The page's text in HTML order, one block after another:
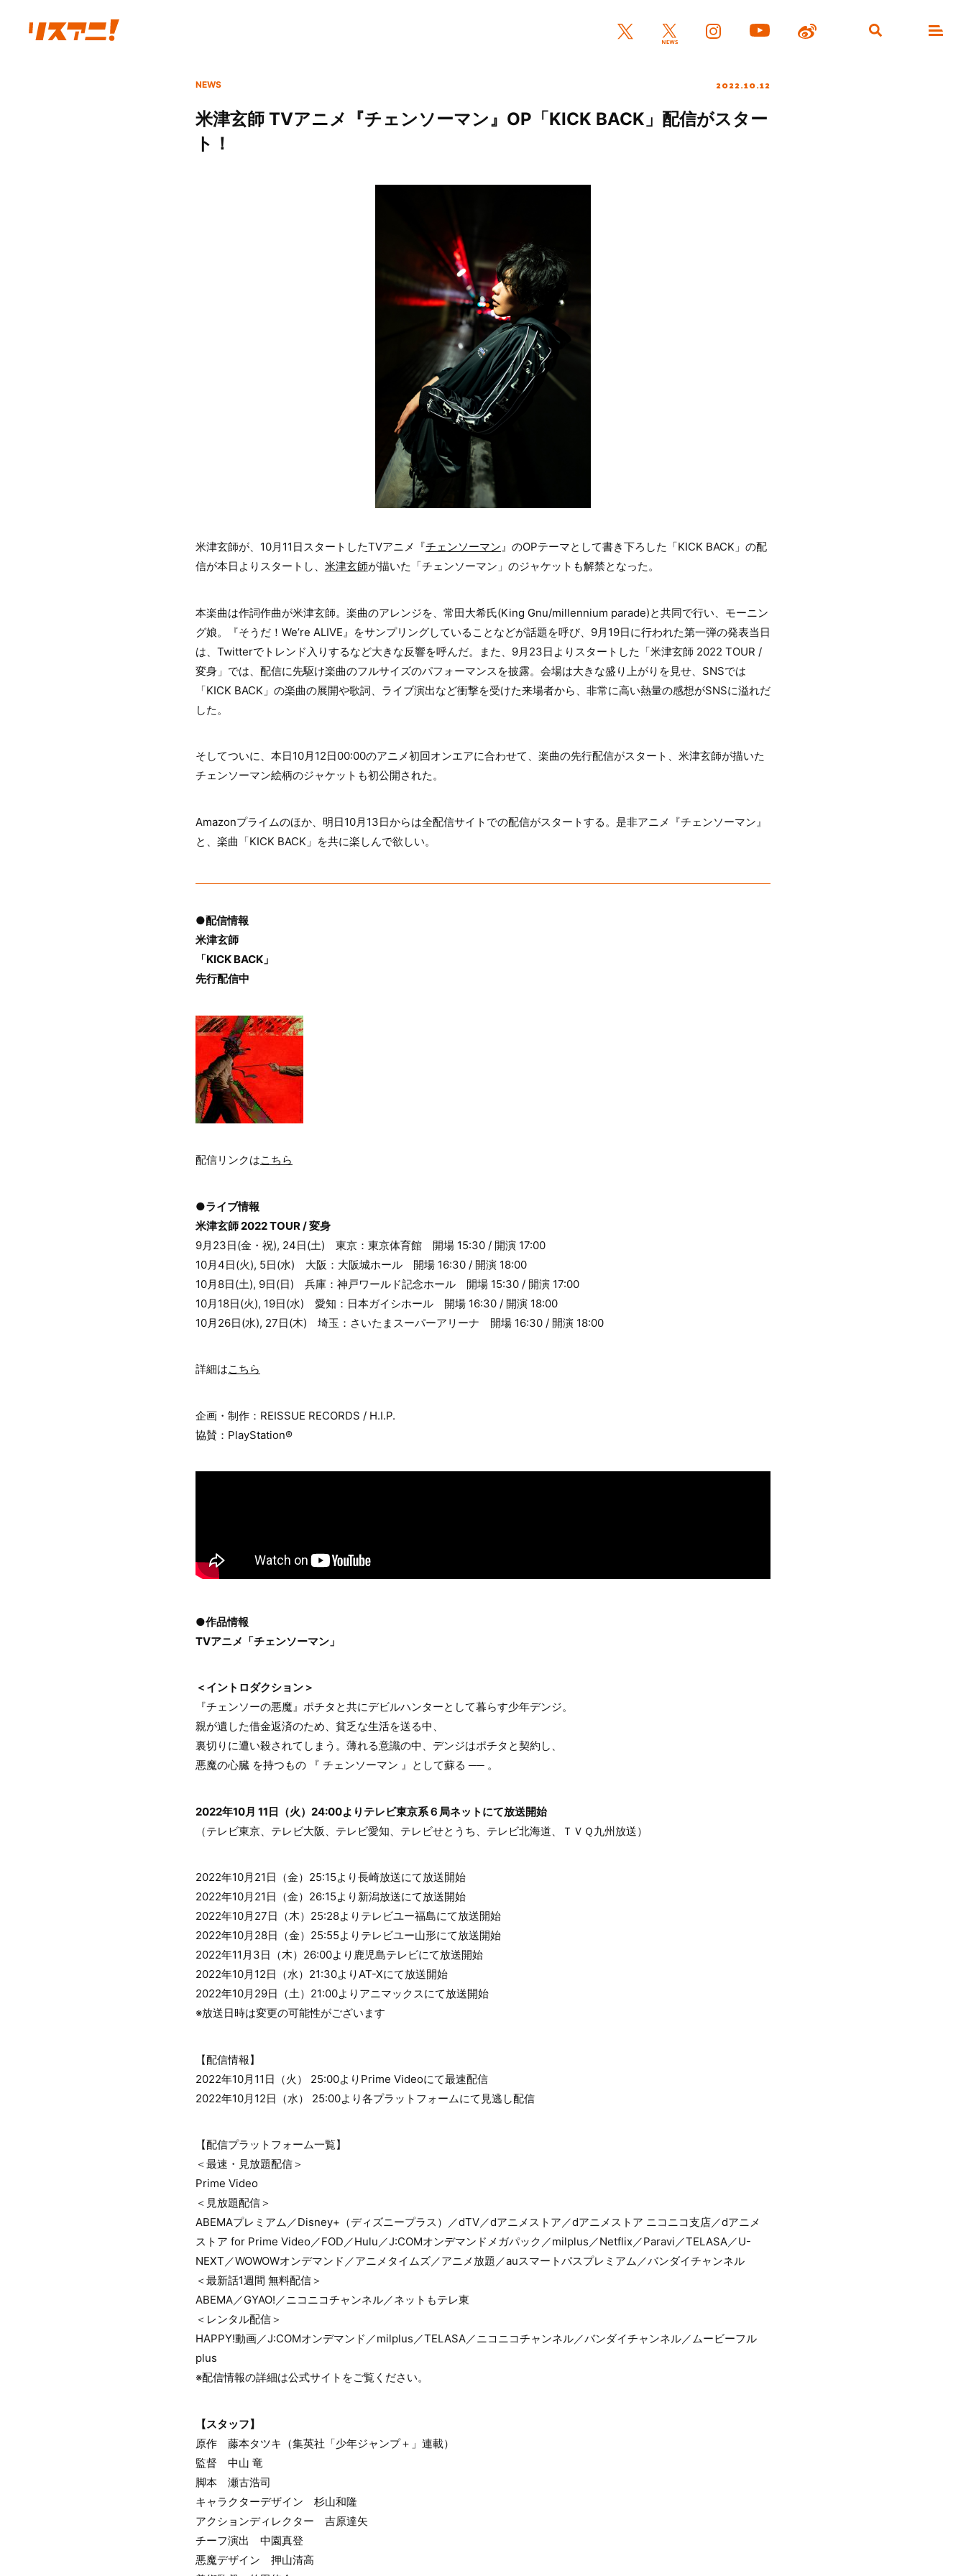
NEWS 2022.10.12
米津玄師 TVアニメ『チェンソーマン』OP「KICK BACK」配信がスター
ト！
米津玄師が、10月11日スタートしたTVアニメ『チェンソーマン』のOPテーマとして書き下ろした「KICK BACK」の配
信が本日よりスタートし、 米津玄師が描いた「チェンソーマン」のジャケットも解禁となった。
本楽曲は作詞作曲が米津玄師。楽曲のアレンジを、常田大希氏(King Gnu/millennium parade)と共同で行い、モーニン
グ娘。『そうだ！We’re ALIVE』をサンプリングしていることなどが話題を呼び、9月19日に行われた第一弾の発表当日
は、Twitterでトレンド入りするなど大きな反響を呼んだ。また、9月23日よりスタートした「米津玄師 2022 TOUR /
変身」では、配信に先駆け楽曲のフルサイズのパフォーマンスを披露。会場は大きな盛り上がりを見せ、SNSでは
「KICK BACK」の楽曲の展開や歌詞、ライブ演出など衝撃を受けた来場者から、非常に高い熱量の感想がSNSに溢れだ
した。
そしてついに、本日10月12日00:00のアニメ初回オンエアに合わせて、楽曲の先行配信がスタート、米津玄師が描いた
チェンソーマン絵柄のジャケットも初公開された。
Amazonプライムのほか、明日10月13日からは全配信サイトでの配信がスタートする。是非アニメ『チェンソーマン』
と、楽曲「KICK BACK」を共に楽しんで欲しい。
●配信情報
米津玄師
「KICK BACK」
先行配信中
配信リンクはこちら
●ライブ情報
米津玄師 2022 TOUR / 変身
9月23日(金・祝), 24日(土) 東京：東京体育館 開場 15:30 / 開演 17:00
10月4日(火), 5日(水) 大阪：大阪城ホール 開場 16:30 / 開演 18:00
10月8日(土), 9日(日) 兵庫：神戸ワールド記念ホール 開場 15:30 / 開演 17:00
10月18日(火), 19日(水) 愛知：日本ガイシホール 開場 16:30 / 開演 18:00
10月26日(水), 27日(木) 埼玉：さいたまスーパーアリーナ 開場 16:30 / 開演 18:00
詳細はこちら
企画・制作：REISSUE RECORDS / H.I.P.
協賛：PlayStation®
●作品情報
TVアニメ「チェンソーマン」
＜イントロダクション＞
『チェンソーの悪魔』ポチタと共にデビルハンターとして暮らす少年デンジ。
親が遺した借金返済のため、貧乏な生活を送る中、
裏切りに遭い殺されてしまう。薄れる意識の中、デンジはポチタと契約し、
悪魔の心臓 を持つもの 『 チェンソーマン 』として蘇る ── 。
2022年10月 11日（火）24:00よりテレビ東京系６局ネットにて放送開始
（テレビ東京、テレビ大阪、テレビ愛知、テレビせとうち、テレビ北海道、ＴＶＱ九州放送）
2022年10月21日（金）25:15より長崎放送にて放送開始
2022年10月21日（金）26:15より新潟放送にて放送開始
2022年10月27日（木）25:28よりテレビユー福島にて放送開始
2022年10月28日（金）25:55よりテレビユー山形にて放送開始
2022年11月3日（木）26:00より鹿児島テレビにて放送開始
2022年10月12日（水）21:30よりAT-Xにて放送開始
2022年10月29日（土）21:00よりアニマックスにて放送開始
※放送日時は変更の可能性がございます
【配信情報】
2022年10月11日（火） 25:00よりPrime Videoにて最速配信
2022年10月12日（水） 25:00より各プラットフォームにて見逃し配信
【配信プラットフォーム一覧】
＜最速・見放題配信＞
Prime Video
＜見放題配信＞
ABEMAプレミアム／Disney+（ディズニープラス）／dTV／dアニメストア／dアニメストア ニコニコ支店／dアニメ
ストア for Prime Video／FOD／Hulu／J:COMオンデマンドメガパック／milplus／Netflix／Paravi／TELASA／U-
NEXT／WOWOWオンデマンド／アニメタイムズ／アニメ放題／auスマートパスプレミアム／バンダイチャンネル
＜最新話1週間 無料配信＞
ABEMA／GYAO!／ニコニコチャンネル／ネットもテレ東
＜レンタル配信＞
HAPPY!動画／J:COMオンデマンド／milplus／TELASA／ニコニコチャンネル／バンダイチャンネル／ムービーフル
plus
※配信情報の詳細は公式サイトをご覧ください。
【スタッフ】
原作 藤本タツキ（集英社「少年ジャンプ＋」連載）
監督 中山 竜
脚本 瀬古浩司
キャラクターデザイン 杉山和隆
アクションディレクター 吉原達矢
チーフ演出 中園真登
悪魔デザイン 押山清高